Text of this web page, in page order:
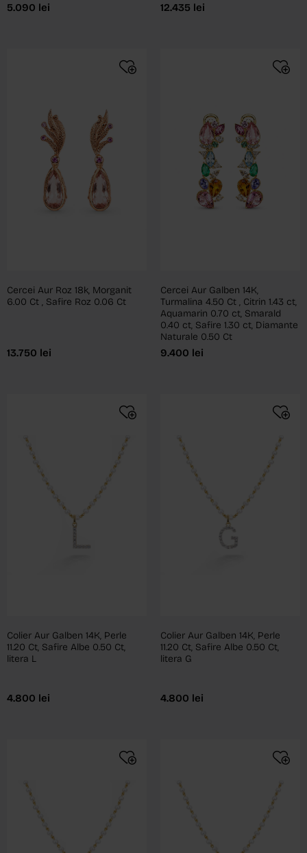
5.090 lei 12.435 lei
Cercei Aur Roz 18k, Morganit
6.00 Ct , Safire Roz 0.06 Ct
13.750 lei
Cercei Aur Galben 14K,
Turmalina 4.50 Ct , Citrin 1.43 ct,
Aquamarin 0.70 ct, Smarald
0.40 ct, Safire 1.30 ct, Diamante
Naturale 0.50 Ct
9.400 lei
Colier Aur Galben 14K, Perle
11.20 Ct, Safire Albe 0.50 Ct,
litera L
4.800 lei
Colier Aur Galben 14K, Perle
11.20 Ct, Safire Albe 0.50 Ct,
litera G
4.800 lei